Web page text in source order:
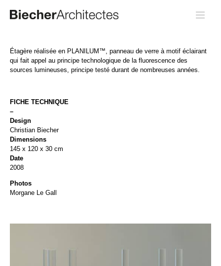
Étagère réalisée en PLANILUM™, panneau de verre à motif éclairant
qui fait appel au principe technologique de la fluorescence des
sources lumineuses, principe testé durant de nombreuses années.
FICHE TECHNIQUE
–
Design
Christian Biecher
Dimensions
145 x 120 x 30 cm
Date
2008
Photos
Morgane Le Gall